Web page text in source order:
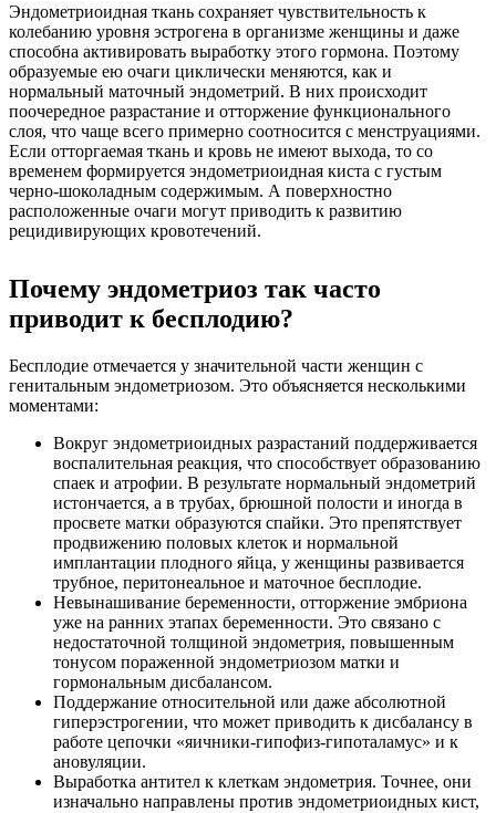
Эндометриоидная ткань сохраняет чувствительность к
колебанию уровня эстрогена в организме женщины и даже
способна активировать выработку этого гормона. Поэтому
образуемые ею очаги циклически меняются, как и
нормальный маточный эндометрий. В них происходит
поочередное разрастание и отторжение функционального
слоя, что чаще всего примерно соотносится с менструациями.
Если отторгаемая ткань и кровь не имеют выхода, то со
временем формируется эндометриоидная киста с густым
черно-шоколадным содержимым. А поверхностно
расположенные очаги могут приводить к развитию
рецидивирующих кровотечений.
Почему эндометриоз так часто
приводит к бесплодию?
Бесплодие отмечается у значительной части женщин с
генитальным эндометриозом. Это объясняется несколькими
моментами:
Вокруг эндометриоидных разрастаний поддерживается
воспалительная реакция, что способствует образованию
спаек и атрофии. В результате нормальный эндометрий
истончается, а в трубах, брюшной полости и иногда в
просвете матки образуются спайки. Это препятствует
продвижению половых клеток и нормальной
имплантации плодного яйца, у женщины развивается
трубное, перитонеальное и маточное бесплодие.
Невынашивание беременности, отторжение эмбриона
уже на ранних этапах беременности. Это связано с
недостаточной толщиной эндометрия, повышенным
тонусом пораженной эндометриозом матки и
гормональным дисбалансом.
Поддержание относительной или даже абсолютной
гиперэстрогении, что может приводить к дисбалансу в
работе цепочки «яичники-гипофиз-гипоталамус» и к
ановуляции.
Выработка антител к клеткам эндометрия. Точнее, они
изначально направлены против эндометриоидных кист,